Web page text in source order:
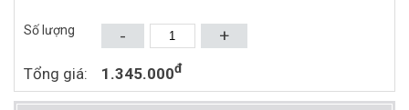
Số lượng +
-
Tổng giá: 1.345.000đ